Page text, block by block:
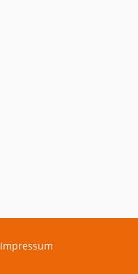
Impressum